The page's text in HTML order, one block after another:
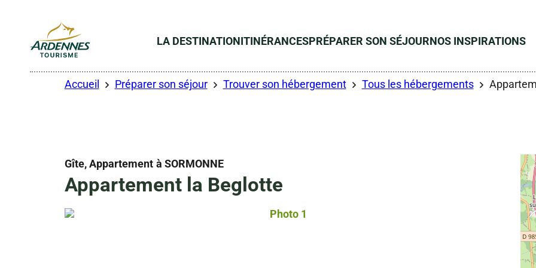
LA DESTINATIONITINÉRANCESPRÉPARER SON SÉJOURNOS INSPIRATIONS
Accueil Préparer son séjour Trouver son hébergement Tous les hébergements
Gîte, Appartement à SORMONNE
Appartement la Beglotte
Photo 1, © Droits gérés
Droits gérés
Droits gérés
Droits gérés
Droits gérés